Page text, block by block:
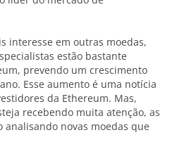
interesse em outras moedas,
estão bastante
prevendo um crescimento
Esse aumento é uma notícia
da Ethereum. Mas,
recebendo muita atenção, as
analisando novas moedas que